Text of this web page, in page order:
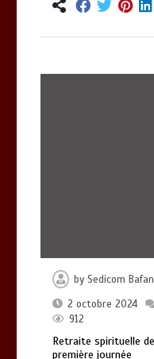
bySedicom
2 octobre 2024
912
Retraite spirituelle
première journée